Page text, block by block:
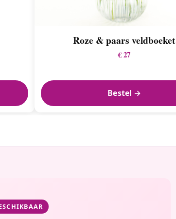
Roze & paars veldboeket
€ 27
Bestel →